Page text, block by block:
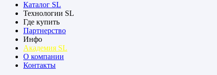
Каталог SL
Технологии SL
Где купить
Партнерство
Инфо
Академия SL
О компании
Контакты